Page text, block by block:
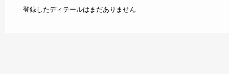
登録したディテールはまだありません